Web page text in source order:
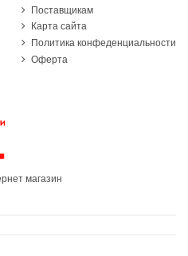
Поставщикам
Карта сайта
Политика конфеденциальности
Оферта
магазин